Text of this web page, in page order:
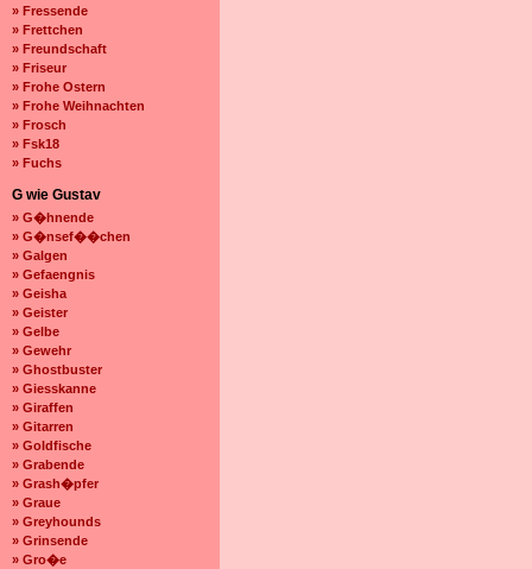
» Fressende
» Frettchen
» Freundschaft
» Friseur
» Frohe Ostern
» Frohe Weihnachten
» Frosch
» Fsk18
» Fuchs
G wie Gustav
» G�hnende
» G�nsef��chen
» Galgen
» Gefaengnis
» Geisha
» Geister
» Gelbe
» Gewehr
» Ghostbuster
» Giesskanne
» Giraffen
» Gitarren
» Goldfische
» Grabende
» Grash�pfer
» Graue
» Greyhounds
» Grinsende
» Gro�e